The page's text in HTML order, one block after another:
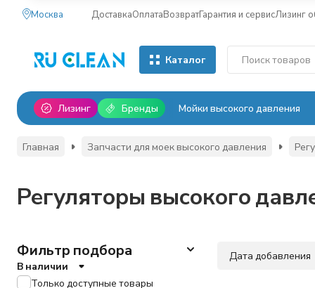
Москва ДоставкаОплатаВозвратГарантия и сервисЛизинг
Каталог
Лизинг Бренды Мойки высокого давления
Главная Запчасти для моек высокого давления
Регуляторы высокого
Дата добавления
Фильтр подбора
В наличии
Только доступные товары